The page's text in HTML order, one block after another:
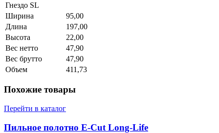
Гнездо SL
Ширина
95,00
Длина
197,00
Высота
22,00
Вес нетто
47,90
Вес брутто
47,90
Объем
411,73
Похожие товары
Перейти в каталог
Пильное полотно E-Cut Long-Life